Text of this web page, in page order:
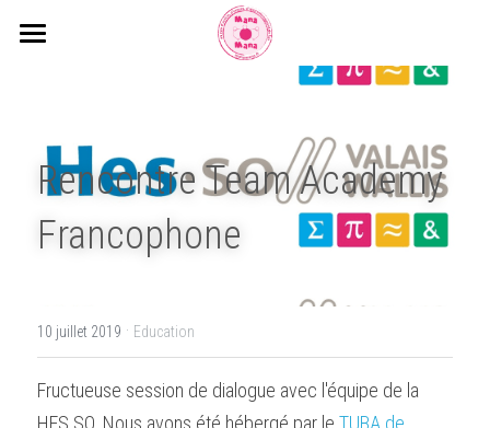
Formations et Certifications
Notre culture et l'équipe
Rencontre Team Academy
Francophone
10 juillet 2019 · Education
Fructueuse session de dialogue avec l'équipe de la
HES SO. Nous avons été hébergé par le TUBA de